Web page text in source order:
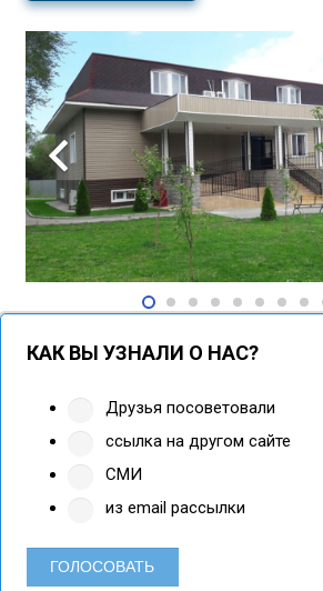
КАК ВЫ УЗНАЛИ О НАС?
Друзья посоветовали
ссылка на другом сайте
СМИ
из email рассылки